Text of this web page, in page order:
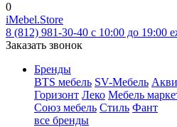
0
iMebel.Store
8 (812) 981-30-40 c 10:00 до 19:00
Заказать звонок
Бренды
BTS мебель SV-Мебель
Горизонт Леко Мебель
Союз мебель Стиль Фант
все бренды